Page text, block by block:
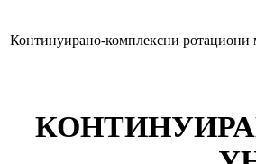
Континуирано-комплексни ротациони